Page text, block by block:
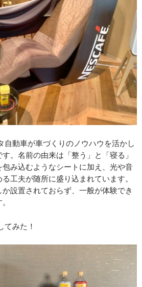
自動車が車づくりのノウハウを活かし
。名前の由来は「整う」と「寝る」
み込むようなシートに加え、光や音
工夫が随所に盛り込まれています。
設置されておらず、一般が体験でき
てみた！